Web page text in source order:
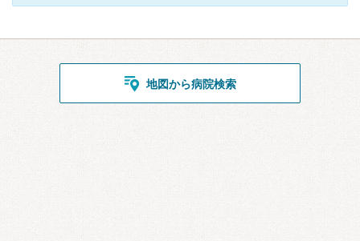
地図から病院検索